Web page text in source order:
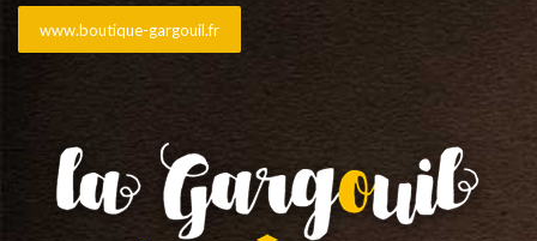
www.boutique-gargouil.fr